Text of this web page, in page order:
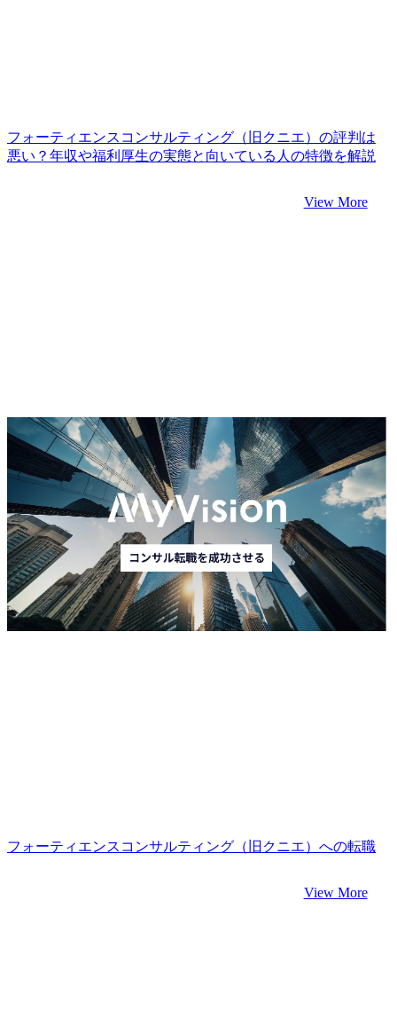
フォーティエンスコンサルティング（旧クニエ）の評判は
悪い？年収や福利厚生の実態と向いている人の特徴を解説
View More
フォーティエンスコンサルティング（旧クニエ）への転職
View More